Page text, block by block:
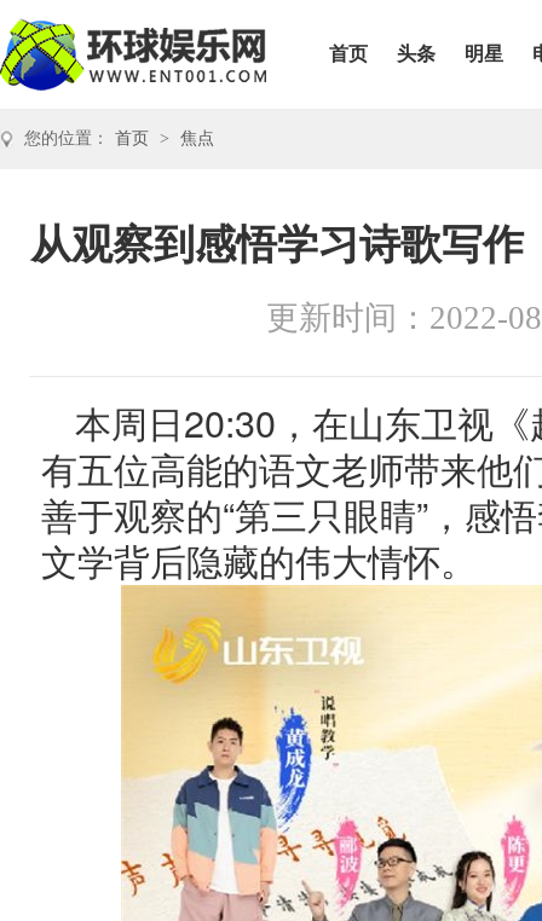
首页 头条 明星
您的位置： 首页 > 焦点
从观察到感悟学习诗歌写
更新时间：2022-
本周日20:30，在山东卫视
有五位高能的语文老师带来他
善于观察的“第三只眼睛”，感
文学背后隐藏的伟大情怀。